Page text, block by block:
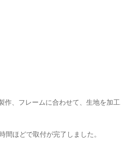
作、フレームに合わせて、生地を加
ほどで取付が完了しました。